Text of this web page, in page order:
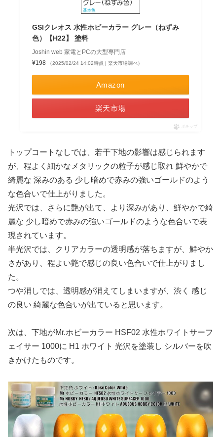
GSIクレオス 水性ホビーカラー グレー（ねずみ
色）【H22】 塗料
Joshin web 家電とPCの大型専門店
¥198
（2025/02/24 14:02時点 | 楽天市場調べ）
Amazon
楽天市場
ポチップ
トップコートなしでは、若干下地の影響は感じられます
が、程よく細かなメタリックの粒子が感じ取れ 鮮やかで
綺麗な 深みのある 少し暗めで赤みの強いゴールドのよう
な色合いで仕上がりました。
光沢では、さらに艶が出て、より深みがあり、鮮やかで綺
麗な 少し暗めで赤みの強いゴールドのような色合いで表
現されています。
半光沢では、クリアカラーの透明感が落ちますが、鮮やか
さがあり、程よい艶で感じの良い色合いで仕上がりまし
た。
つや消しでは、透明感が消えてしまいますが、渋く 感じ
の良い 綺麗な色合いが出ていると思います。
次は、下地がMr.ホビーカラー HSF02 水性ホワイトサーフ
ェイサー 1000に H1 ホワイト 光沢を塗装し シルバーを吹
きかけたものです。